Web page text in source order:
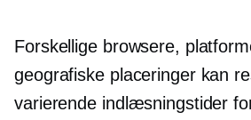
Forskellige browsere,
geografiske placeringer kan
varierende indlæsningstider